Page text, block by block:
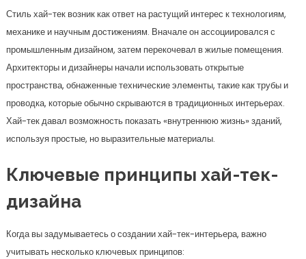
Стиль хай-тек возник как ответ на растущий интерес к технологиям,
механике и научным достижениям. Вначале он ассоциировался с
промышленным дизайном, затем перекочевал в жилые помещения.
Архитекторы и дизайнеры начали использовать открытые
пространства, обнаженные технические элементы, такие как трубы и
проводка, которые обычно скрываются в традиционных интерьерах.
Хай-тек давал возможность показать «внутреннюю жизнь» зданий,
используя простые, но выразительные материалы.
Ключевые принципы хай-тек-
дизайна
Когда вы задумываетесь о создании хай-тек-интерьера, важно
учитывать несколько ключевых принципов: